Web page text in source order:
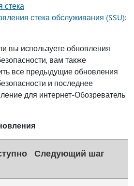
стека
стека обслуживания (SSU):
вы используете обновления
вам также
все предыдущие обновления
и последнее
для интернет-Обозреватель
Следующий шаг